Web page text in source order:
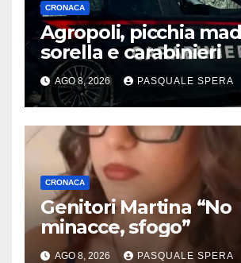
CRONACA
Agropoli, picchia
sorella e carabinieri
AGO 8, 2026 PASQUALE SPERA
CRONACA
Genitori Martina “No
minacce, sfogo”
AGO 8, 2026 PASQUALE SPERA